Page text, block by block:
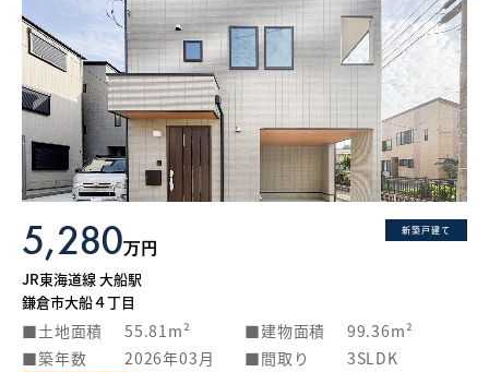
新築戸建て
5,280万円
JR東海道線 大船駅
鎌倉市大船４丁目
土地面積 55.81m² 建物面積
99.36m²
築年数
2026年03月 間取り 3SLDK